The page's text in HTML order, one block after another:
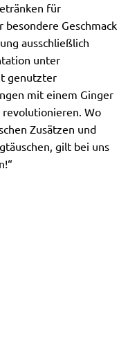
für
Geschmack
ausschließlich
unter
genutzter
mit einem Ginger
Wo
Zusätzen und
gilt bei uns